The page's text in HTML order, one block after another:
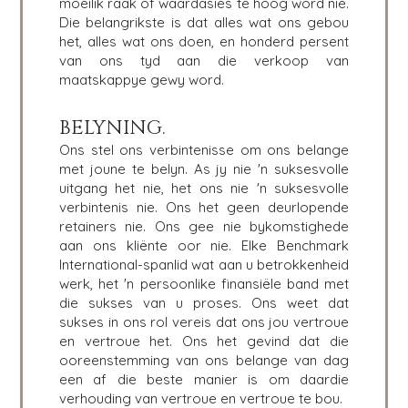
Die belangrikste is dat alles wat ons gebou
het, alles wat ons doen, en honderd persent
van ons tyd aan die verkoop van
maatskappye gewy word.
BELYNING.
Ons stel ons verbintenisse om ons belange
met joune te belyn. As jy nie 'n suksesvolle
uitgang het nie, het ons nie 'n suksesvolle
verbintenis nie. Ons het geen deurlopende
retainers nie. Ons gee nie bykomstighede
aan ons kliënte oor nie. Elke Benchmark
International-spanlid wat aan u betrokkenheid
werk, het 'n persoonlike finansiële band met
die sukses van u proses. Ons weet dat
sukses in ons rol vereis dat ons jou vertroue
en vertroue het. Ons het gevind dat die
ooreenstemming van ons belange van dag
een af die beste manier is om daardie
verhouding van vertroue en vertroue te bou.
TUIS
OOR
ONS SUKSES
GLOBALE SPAN
KOPERS
VERKEN ONS
GELEENTHEDE
STRATEGIESE
KOPER